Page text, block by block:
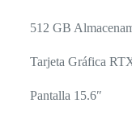
512 GB
Tarjeta Gráfica
Pantalla 15.6″